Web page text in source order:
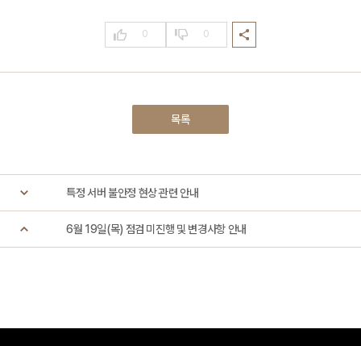
0 0
목록
특정 서버 불안정 현상 관련 안내
6월 19일(목) 점검 미진행 및 변경사항 안내